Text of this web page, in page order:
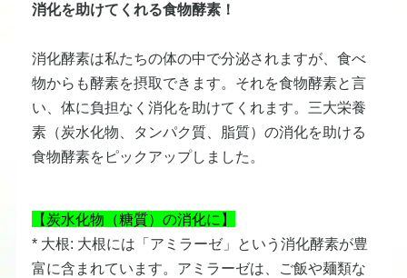
消化を助けてくれる食物酵素！
消化酵素は私たちの体の中で分泌されますが、食べ
物からも酵素を摂取できます。それを食物酵素と言
い、体に負担なく消化を助けてくれます。三大栄養
素（炭水化物、タンパク質、脂質）の消化を助ける
食物酵素をピックアップしました。
【炭水化物（糖質）の消化に】
* 大根: 大根には「アミラーゼ」という消化酵素が豊
富に含まれています。アミラーゼは、ご飯や麺類な